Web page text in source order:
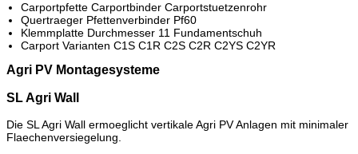
Carportpfette Carportbinder Carportstuetzenrohr
Quertraeger Pfettenverbinder Pf60
Klemmplatte Durchmesser 11 Fundamentschuh
Carport Varianten C1S C1R C2S C2R C2YS C2YR
Agri PV Montagesysteme
SL Agri Wall
Die SL Agri Wall ermoeglicht vertikale Agri PV Anlagen mit minimaler
Flaechenversiegelung.